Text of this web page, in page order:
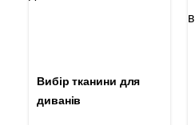
Вибір тканини для
диванів